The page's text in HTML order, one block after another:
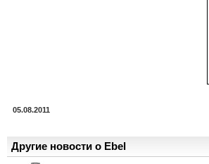
05.08.2011
Другие новости о Ebel